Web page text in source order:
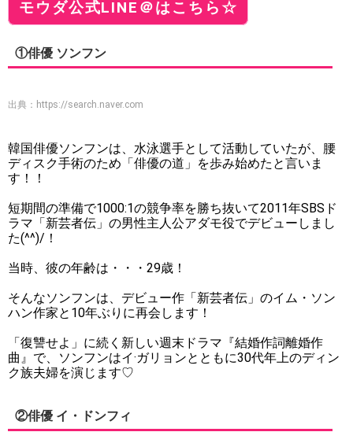
モウダ公式LINE＠はこちら☆
①俳優 ソンフン
出典： https://search.naver.com
韓国俳優ソンフンは、水泳選手として活動していたが、腰
ディスク手術のため「俳優の道」を歩み始めたと言いま
す！！
短期間の準備で1000:1の競争率を勝ち抜いて2011年SBSド
ラマ「新芸者伝」の男性主人公アダモ役でデビューしまし
た(^^)/！
当時、彼の年齢は・・・29歳！
そんなソンフンは、デビュー作「新芸者伝」のイム・ソン
ハン作家と10年ぶりに再会します！
「復讐せよ」に続く新しい週末ドラマ『結婚作詞離婚作
曲』で、ソンフンはイ·ガリョンとともに30代年上のディン
ク族夫婦を演じます♡
②俳優 イ・ドンフィ